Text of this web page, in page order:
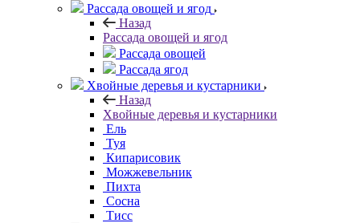
Рассада овощей и ягод
Назад
Рассада овощей и ягод
Рассада овощей
Рассада ягод
Хвойные деревья и кустарники
Назад
Хвойные деревья и кустарники
Ель
Туя
Кипарисовик
Можжевельник
Пихта
Сосна
Тисc